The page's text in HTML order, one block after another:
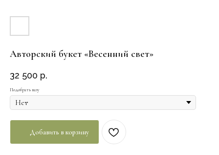
Авторский букет «Весенний свет»
32 500 р.
Подобрать вазу
Добавить в корзину